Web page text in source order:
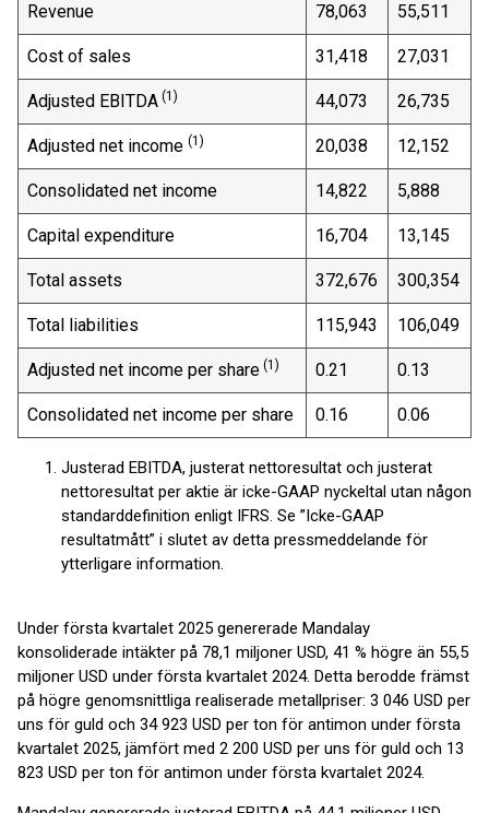
Revenue 78,063 55,511
Cost of sales 31,418 27,031
Adjusted EBITDA (1) 44,073 26,735
Adjusted net income (1) 20,038 12,152
Consolidated net income 14,822 5,888
Capital expenditure 16,704 13,145
Total assets 372,676 300,354
Total liabilities 115,943 106,049
Adjusted net income per share (1) 0.21 0.13
Consolidated net income per share 0.16 0.06
Justerad EBITDA, justerat nettoresultat och justerat
nettoresultat per aktie är icke-GAAP nyckeltal utan någon
standarddefinition enligt IFRS. Se ”Icke-GAAP
resultatmått” i slutet av detta pressmeddelande för
ytterligare information.
Under första kvartalet 2025 genererade Mandalay
konsoliderade intäkter på 78,1 miljoner USD, 41 % högre än 55,5
miljoner USD under första kvartalet 2024. Detta berodde främst
på högre genomsnittliga realiserade metallpriser: 3 046 USD per
uns för guld och 34 923 USD per ton för antimon under första
kvartalet 2025, jämfört med 2 200 USD per uns för guld och 13
823 USD per ton för antimon under första kvartalet 2024.